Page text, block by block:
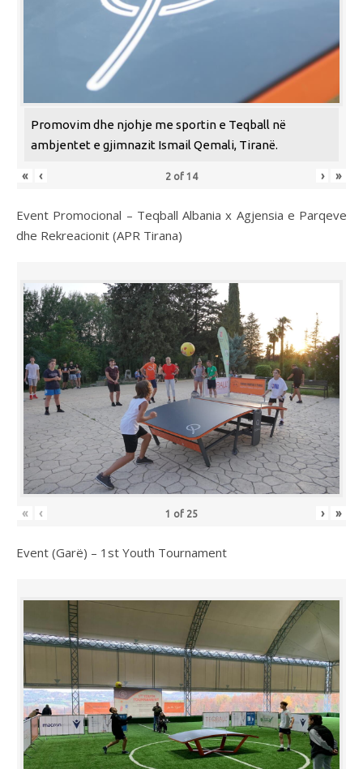
Promovim dhe njohje me sportin e Teqball në
ambjentet e gjimnazit Ismail Qemali, Tiranë.
« ‹ 2 of 14 › »
Event Promocional – Teqball Albania x Agjensia e Parqeve
dhe Rekreacionit (APR Tirana)
« ‹ 1 of 25 › »
Event (Garë) – 1st Youth Tournament